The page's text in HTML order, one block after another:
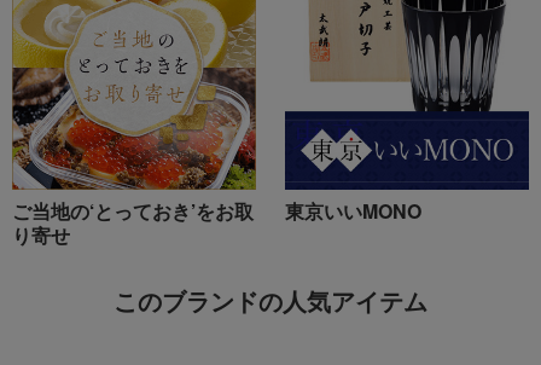
ご当地の‘とっておき’をお取
り寄せ
東京いいMONO
このブランドの人気アイテム